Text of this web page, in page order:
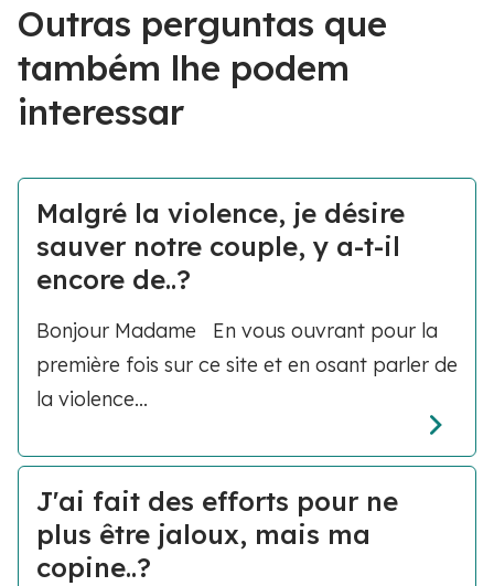
Outras perguntas que
também lhe podem
interessar
Malgré la violence, je désire
sauver notre couple, y a-t-il
encore de..?
Bonjour Madame En vous ouvrant pour la
première fois sur ce site et en osant parler de
la violence...
J'ai fait des efforts pour ne
plus être jaloux, mais ma
copine..?